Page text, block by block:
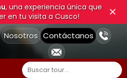
, una experiencia única que
en tu visita a Cusco!
✕
Contáctanos
Nosotros